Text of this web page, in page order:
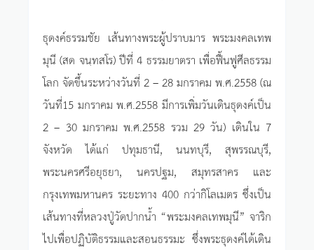
ธุดงค์ธรรมชัย เส้นทางพระผู้ปราบมาร พระมงคลเทพ
มุนี (สด จนฺทสโร) ปีที่ 4 ธรรมยาตรา เพื่อฟื้นฟูศีลธรรม
โลก จัดขึ้นระหว่างวันที่ 2 – 28 มกราคม พ.ศ.2558 (ณ
วันที่15 มกราคม พ.ศ.2558 มีการเพิ่มวันเดินธุดงค์เป็น
2 – 30 มกราคม พ.ศ.2558 รวม 29 วัน) เดินใน 7
จังหวัด ได้แก่ ปทุมธานี, นนทบุรี, สุพรรณบุรี,
พระนครศรีอยุธยา, นครปฐม, สมุทรสาคร และ
กรุงเทพมหานคร ระยะทาง 400 กว่ากิโลเมตร ซึ่งเป็น
เส้นทางที่หลวงปู่วัดปากน้ำ “พระมงคลเทพมุนี” จาริก
ไปเพื่อปฏิบัติธรรมและสอนธรรมะ ซึ่งพระธุดงค์ได้เดิน